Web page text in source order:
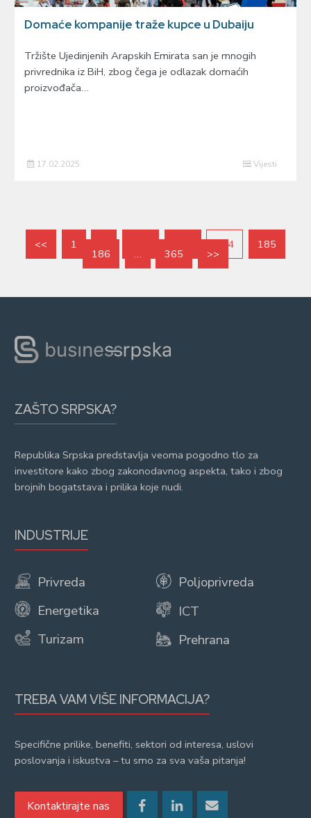
Domaće kompanije traže kupce u Dubaiju
Tržište Ujedinjenih Arapskih Emirata san je mnogih
privrednika iz BiH, zbog čega je odlazak domaćih
proizvođača…
17.02.2025 Vijesti
<< 1 184 185
186 … 365 >>
ZAŠTO SRPSKA?
Republika Srpska predstavlja veoma pogodno tlo za
investitore kako zbog zakonodavnog aspekta, tako i zbog
brojnih bogatstava i prilika koje nudi.
INDUSTRIJE
Privreda
Energetika
Turizam
Poljoprivreda
ICT
Prehrana
TREBA VAM VIŠE INFORMACIJA?
Specifične prilike, benefiti, sektori od interesa, uslovi
poslovanja i iskustva – tu smo za sva vaša pitanja!
Kontaktirajte nas